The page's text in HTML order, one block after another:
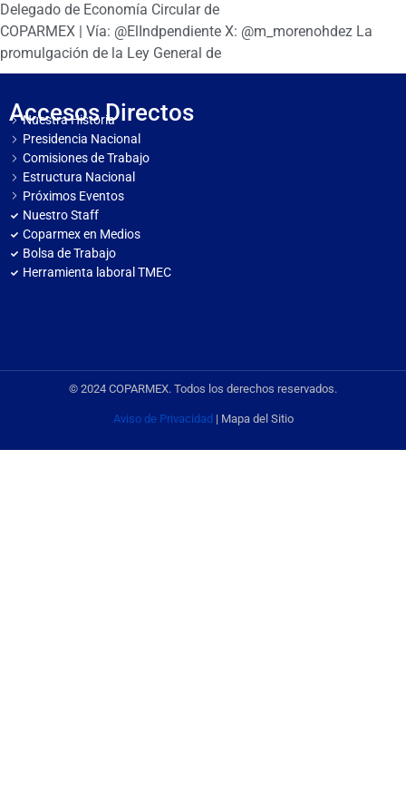
Delegado de Economía Circular de
COPARMEX | Vía: @ElIndpendiente X: @m_morenohdez La
promulgación de la Ley General de
Accesos Directos
Nuestra Historia
Presidencia Nacional
Comisiones de Trabajo
Estructura Nacional
Próximos Eventos
Nuestro Staff
Coparmex en Medios
Bolsa de Trabajo
Herramienta laboral TMEC
© 2024 COPARMEX. Todos los derechos reservados.
Aviso de Privacidad | Mapa del Sitio